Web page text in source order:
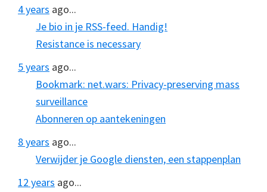
4 years ago...
Je bio in je RSS-feed. Handig!
Resistance is necessary
5 years ago...
Bookmark: net.wars: Privacy-preserving mass
surveillance
Abonneren op aantekeningen
8 years ago...
Verwijder je Google diensten, een stappenplan
12 years ago...